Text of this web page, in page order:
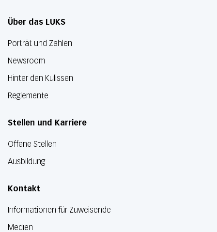
Über das LUKS
Porträt und Zahlen
Newsroom
Hinter den Kulissen
Reglemente
Stellen und Karriere
Offene Stellen
Ausbildung
Kontakt
Informationen für Zuweisende
Medien